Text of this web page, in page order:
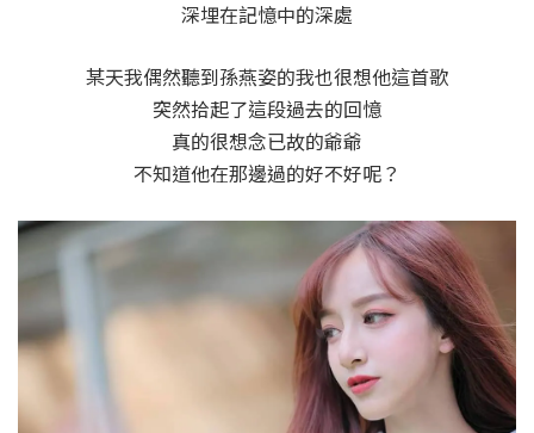
深埋在記憶中的深處
某天我偶然聽到孫燕姿的我也很想他這首歌
突然拾起了這段過去的回憶
真的很想念已故的爺爺
不知道他在那邊過的好不好呢？